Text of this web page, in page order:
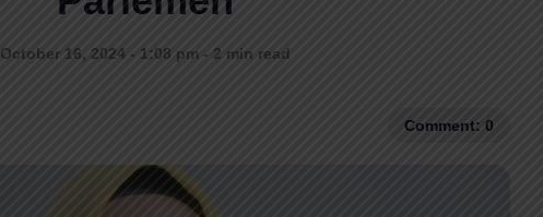
October 16, 2024 - 1:08 pm - 2 min read
Comment: 0